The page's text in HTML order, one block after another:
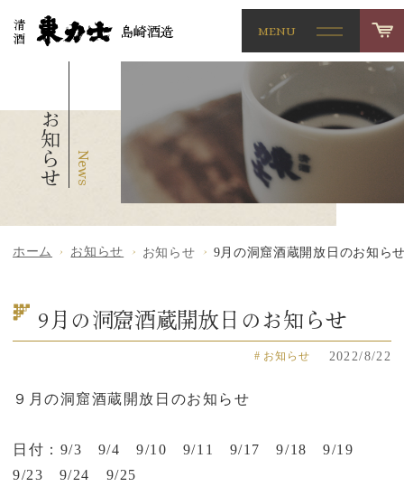
MENU
お知らせ
ホーム お知らせ お知らせ 9月の洞窟酒蔵開放日のお知ら
9月の洞窟酒蔵開放日のお知らせ
お知らせ 2022/8/22
９月の洞窟酒蔵開放日のお知らせ
日付：9/3 9/4 9/10 9/11 9/17 9/18 9/19
9/23 9/24 9/25